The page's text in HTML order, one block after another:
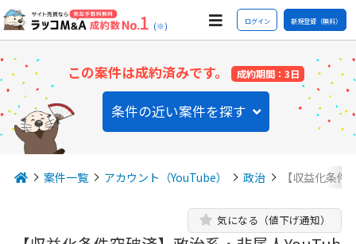
(※) ログイン 新規登録（無料）
この案件は成約済みです。 成約期間：3日
条件の近い案件を探す
案件一覧 アカウント（YouTube） 政治 【収益化条
気になる（値下げ通知）